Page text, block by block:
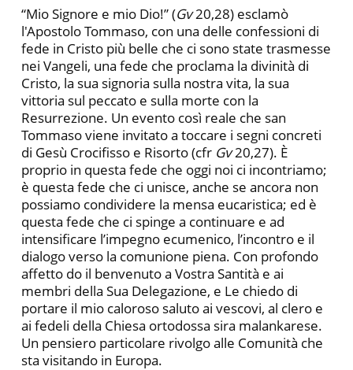
“Mio Signore e mio Dio!” (Gv20,28) esclamò
l'Apostolo Tommaso, con una delle confessioni di
fede in Cristo più belle che ci sono state trasmesse
nei Vangeli, una fede che proclama la divinità di
Cristo, la sua signoria sulla nostra vita, la sua
vittoria sul peccato e sulla morte con la
Resurrezione. Un evento così reale che san
Tommaso viene invitato a toccare i segni concreti
di Gesù Crocifisso e Risorto (cfr Gv20,27). È
proprio in questa fede che oggi noi ci incontriamo;
è questa fede che ci unisce, anche se ancora non
possiamo condividere la mensa eucaristica; ed è
questa fede che ci spinge a continuare e ad
intensificare l’impegno ecumenico, l’incontro e il
dialogo verso la comunione piena. Con profondo
affetto do il benvenuto a Vostra Santità e ai
membri della Sua Delegazione, e Le chiedo di
portare il mio caloroso saluto ai vescovi, al clero e
ai fedeli della Chiesa ortodossa sira malankarese.
Un pensiero particolare rivolgo alle Comunità che
sta visitando in Europa.